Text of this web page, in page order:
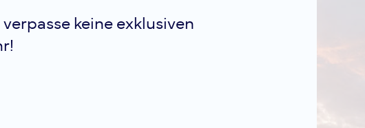
Elasthanmix mit 4-Wege-Stretch kannst
keine exklusiven